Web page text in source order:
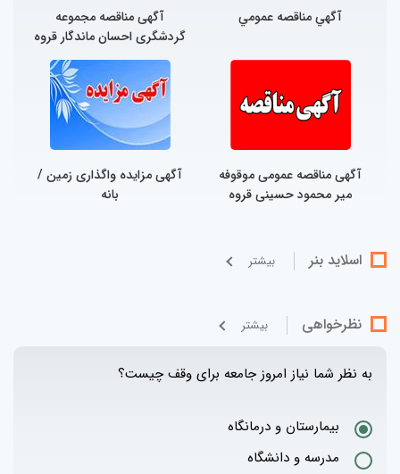
آگهي مناقصه عمومي
آگهی مناقصه مجموعه
گردشگری احسان ماندگار قروه
آگهی مناقصه عمومی موقوفه
میر محمود حسینی قروه
آگهی مزایده واگذاری زمین /
بانه
اسلاید بنر بيشتر
نظرخواهی بيشتر
به نظر شما نیاز امروز جامعه برای وقف چیست؟
بیمارستان و درمانگاه
مدرسه و دانشگاه